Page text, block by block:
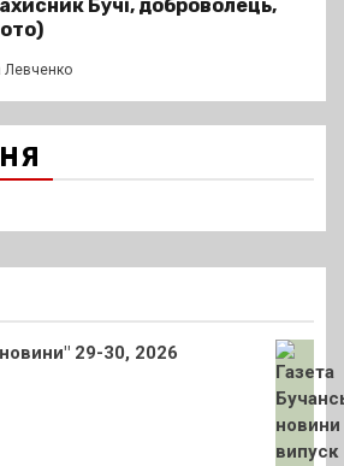
Бучі, доброволець,
Левченко
29-30, 2026